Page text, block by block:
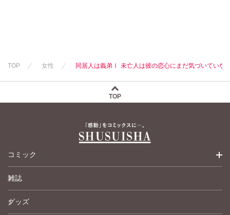
TOP 女性 同居人は義弟Ⅰ 未亡人は彼の恋心にまだ気づいていな
TOP
コミック
少女コミック
女性コミック
雑誌
グッズ